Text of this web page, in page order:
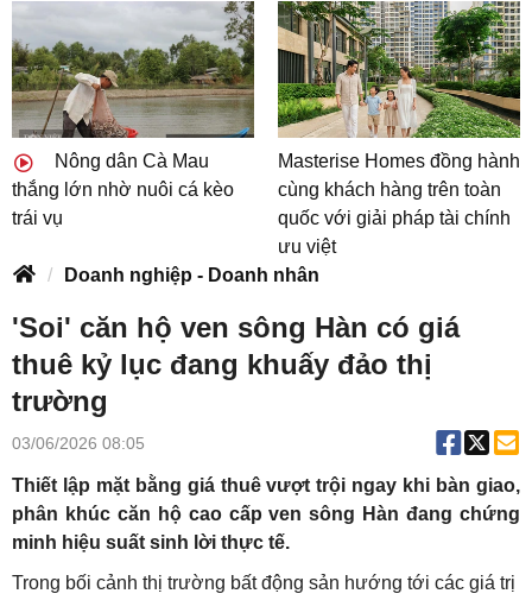
Nông dân Cà Mau
thắng lớn nhờ nuôi cá kèo
trái vụ
Masterise Homes đồng hành
cùng khách hàng trên toàn
quốc với giải pháp tài chính
ưu việt
Doanh nghiệp - Doanh nhân
'Soi' căn hộ ven sông Hàn có giá
thuê kỷ lục đang khuấy đảo thị
trường
03/06/2026 08:05
Thiết lập mặt bằng giá thuê vượt trội ngay khi bàn giao,
phân khúc căn hộ cao cấp ven sông Hàn đang chứng
minh hiệu suất sinh lời thực tế.
Trong bối cảnh thị trường bất động sản hướng tới các giá trị